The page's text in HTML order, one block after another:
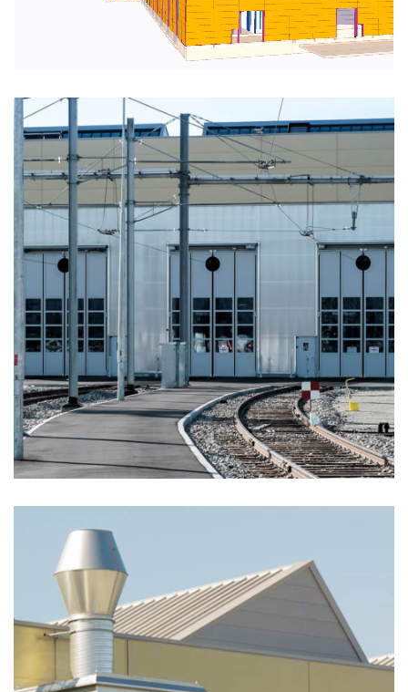
Loaded:
47.49%